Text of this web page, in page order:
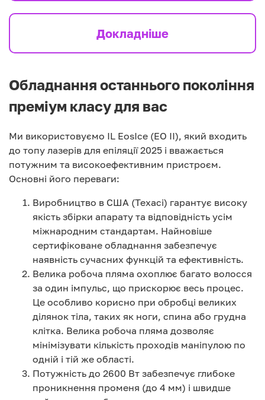
Докладніше
Обладнання останнього покоління
преміум класу для вас
Ми використовуємо IL EosIce (EO II), який входить
до топу лазерів для епіляції 2025 і вважається
потужним та високоефективним пристроєм.
Основні його переваги:
Виробництво в США (Техасі) гарантує високу
якість збірки апарату та відповідність усім
міжнародним стандартам. Найновіше
сертифіковане обладнання забезпечує
наявність сучасних функцій та ефективність.
Велика робоча пляма охоплює багато волосся
за один імпульс, що прискорює весь процес.
Це особливо корисно при обробці великих
ділянок тіла, таких як ноги, спина або грудна
клітка. Велика робоча пляма дозволяє
мінімізувати кількість проходів маніпулою по
одній і тій же області.
Потужність до 2600 Вт забезпечує глибоке
проникнення променя (до 4 мм) і швидше